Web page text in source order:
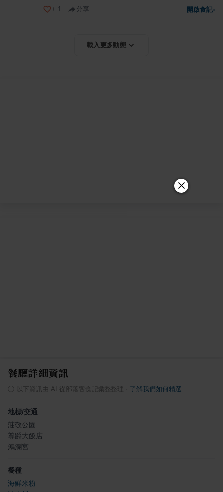
+ 1 分享 開啟食記›
載入更多動態
餐廳詳細資訊
以下資訊由 AI 從部落客食記彙整整理 了解我們如何精選
地標/交通
莊敬公園
尊爵大飯店
鴻瀾宮
餐種
海鮮米粉